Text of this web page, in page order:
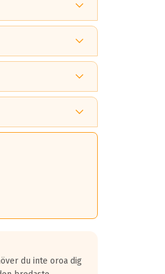
du inte oroa dig